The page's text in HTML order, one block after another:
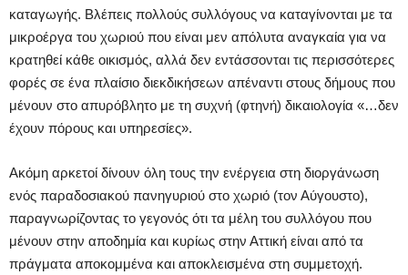
καταγωγής. Βλέπεις πολλούς συλλόγους να καταγίνονται με τα
μικροέργα του χωριού που είναι μεν απόλυτα αναγκαία για να
κρατηθεί κάθε οικισμός, αλλά δεν εντάσσονται τις περισσότερες
φορές σε ένα πλαίσιο διεκδικήσεων απέναντι στους δήμους που
μένουν στο απυρόβλητο με τη συχνή (φτηνή) δικαιολογία «…δεν
έχουν πόρους και υπηρεσίες».
Ακόμη αρκετοί δίνουν όλη τους την ενέργεια στη διοργάνωση
ενός παραδοσιακού πανηγυριού στο χωριό (τον Αύγουστο),
παραγνωρίζοντας το γεγονός ότι τα μέλη του συλλόγου που
μένουν στην αποδημία και κυρίως στην Αττική είναι από τα
πράγματα αποκομμένα και αποκλεισμένα στη συμμετοχή.